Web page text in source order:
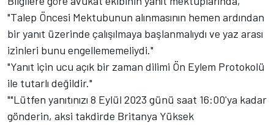
"Talep Öncesi Mektubunun alınmasının hemen ardından
bir yanıt üzerinde çalışılmaya başlanmalıydı ve yaz arası
izinleri bunu engellememeliydi."
"Yanıt için ucu açık bir zaman dilimi Ön Eylem Protokolü
ile tutarlı değildir."
""Lütfen yanıtınızı 8 Eylül 2023 günü saat 16:00'ya kadar
gönderin, aksi takdirde Britanya Yüksek